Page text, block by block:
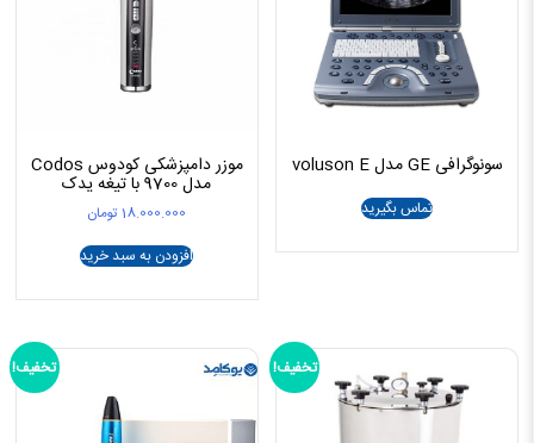
سونوگرافی GE مدل voluson E
تماس بگیرید
موزر دامپزشکی کودوس Codos
مدل 9700 با تیغه یدک
18.000.000 تومان
افزودن به سبد خرید
تخفیف! تخفیف!